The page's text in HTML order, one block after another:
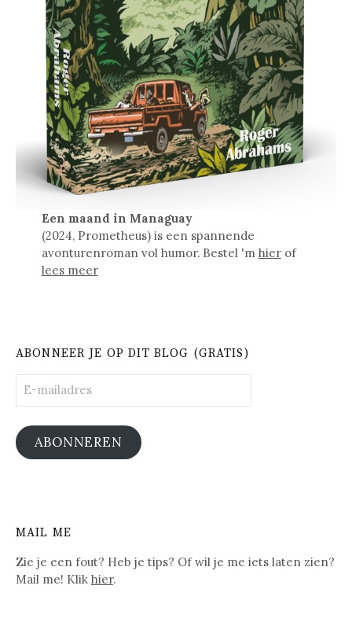
Een maand in Managuay
(2024, Prometheus) is een spannende
avonturenroman vol humor. Bestel 'm hierof
lees meer
ABONNEER JE OP DIT BLOG (GRATIS)
mailadres
ABONNEREN
MAIL ME
Zie je een fout? Heb je tips? Of wil je me iets laten zien?
Mail me! Klik hier.